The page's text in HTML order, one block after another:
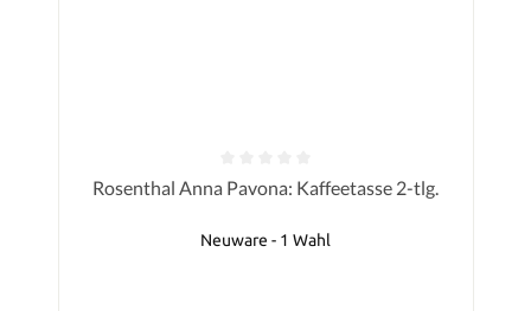
Durchschnittliche Bewertung von 0 von 5 Sternen
Rosenthal Anna Pavona: Kaffeetasse 2-tlg.
Neuware - 1 Wahl